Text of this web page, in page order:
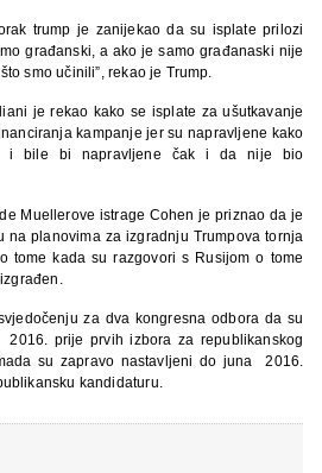
trump je zanijekao da su isplate prilozi
građanski, a ako je samo građanaski nije
smo učinili”, rekao je Trump.
je rekao kako se isplate za ušutkavanje
kampanje jer su napravljene kako
i bile bi napravljene čak i da nije bio
Muellerove istrage Cohen je priznao da je
na planovima za izgradnju Trumpova tornja
tome kada su razgovori s Rusijom o tome
za dva kongresna odbora da su
prije prvih izbora za republikanskog
su zapravo nastavljeni do juna 2016.
kandidaturu.